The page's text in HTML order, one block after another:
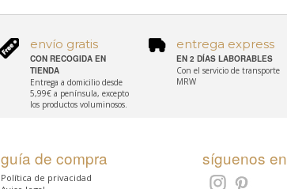
envío gratis
CON RECOGIDA EN
TIENDA
Entrega a domicilio desde
5,99€ a península, excepto
los productos voluminosos.
entrega express
EN 2 DÍAS LABORABLES
Con el servicio de transporte
MRW
guía de compra
Política de privacidad
síguenos en